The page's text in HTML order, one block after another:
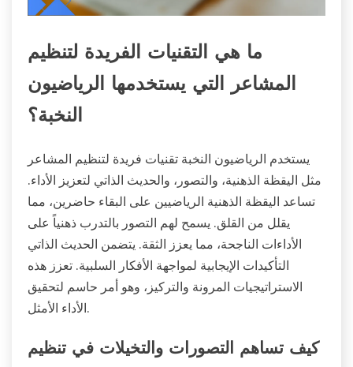
ما هي التقنيات الفريدة لتنظيم
المشاعر التي يستخدمها الرياضيون
النخبة؟
يستخدم الرياضيون النخبة تقنيات فريدة لتنظيم المشاعر
مثل اليقظة الذهنية، والتصور، والحديث الذاتي لتعزيز الأداء.
تساعد اليقظة الذهنية الرياضيين على البقاء حاضرين، مما
يقلل من القلق. يسمح لهم التصور بالتدرب ذهنياً على
الأداءات الناجحة، مما يعزز الثقة. يتضمن الحديث الذاتي
التأكيدات الإيجابية لمواجهة الأفكار السلبية. تعزز هذه
الاستراتيجيات المرونة والتركيز، وهو أمر حاسم لتحقيق
الأداء الأمثل.
كيف تساهم التصورات والتخيلات في تنظيم